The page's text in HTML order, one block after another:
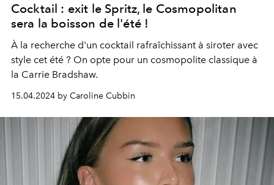
Cocktail : exit le Spritz, le Cosmopolitan
sera la boisson de l'été !
À la recherche d'un cocktail rafraîchissant à siroter avec
style cet été ? On opte pour un cosmopolite classique à
la Carrie Bradshaw.
15.04.2024 by Caroline Cubbin